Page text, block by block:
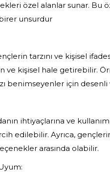
özel alanlar sunar. Bu
unsurdur
tarzını ve kişisel
ve kişisel hale getirebilir.
benimseyenler için
ihtiyaçlarına ve
edilebilir. Ayrıca,
arasında olabilir.